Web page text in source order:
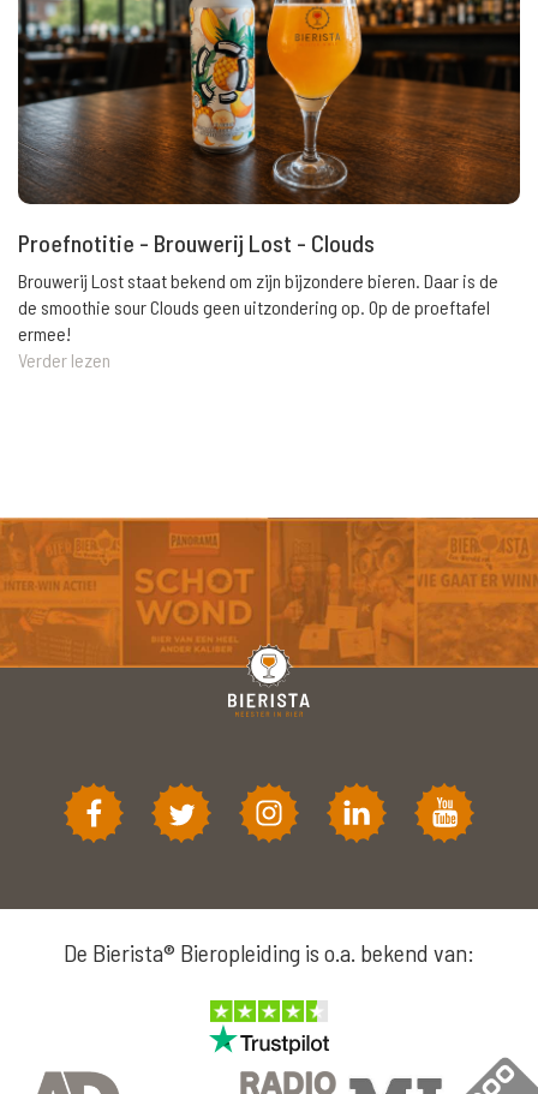
Proefnotitie - Brouwerij Lost - Clouds
Brouwerij Lost staat bekend om zijn bijzondere bieren. Daar is de
de smoothie sour Clouds geen uitzondering op. Op de proeftafel
ermee!
Verder lezen
De Bierista® Bieropleiding is o.a. bekend van: